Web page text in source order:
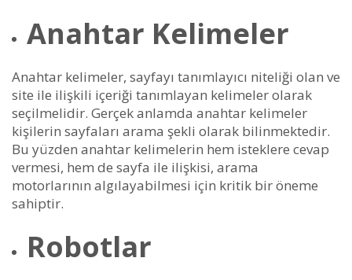
Anahtar Kelimeler
Anahtar kelimeler, sayfayı tanımlayıcı niteliği olan ve
site ile ilişkili içeriği tanımlayan kelimeler olarak
seçilmelidir. Gerçek anlamda anahtar kelimeler
kişilerin sayfaları arama şekli olarak bilinmektedir.
Bu yüzden anahtar kelimelerin hem isteklere cevap
vermesi, hem de sayfa ile ilişkisi, arama
motorlarının algılayabilmesi için kritik bir öneme
sahiptir.
Robotlar